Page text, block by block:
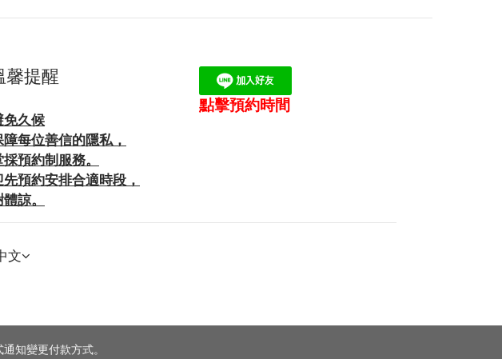
馨提醒
免久候
障每位善信的隱私，
預約制服務。
先預約安排合適時段，
諒。
點擊預約時間
文
知變更付款方式。